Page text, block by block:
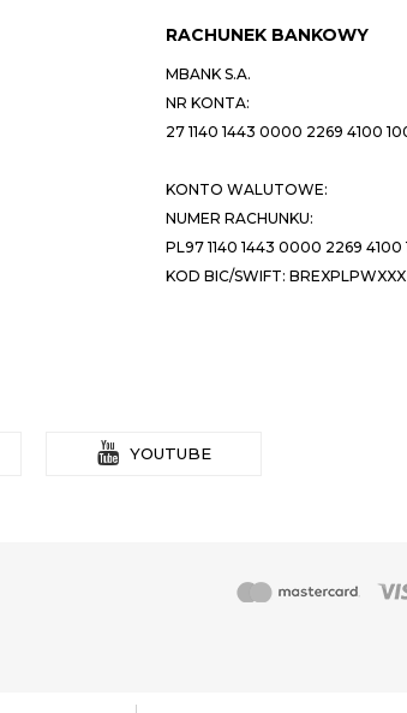
RACHUNEK BANKOWY
MBANK S.A.
NR KONTA:
27 1140 1443 0000 2269 4100
KONTO WALUTOWE:
NUMER RACHUNKU:
PL97 1140 1443 0000 2269 4100
KOD BIC/SWIFT: BREXPLPWXXX
YOUTUBE